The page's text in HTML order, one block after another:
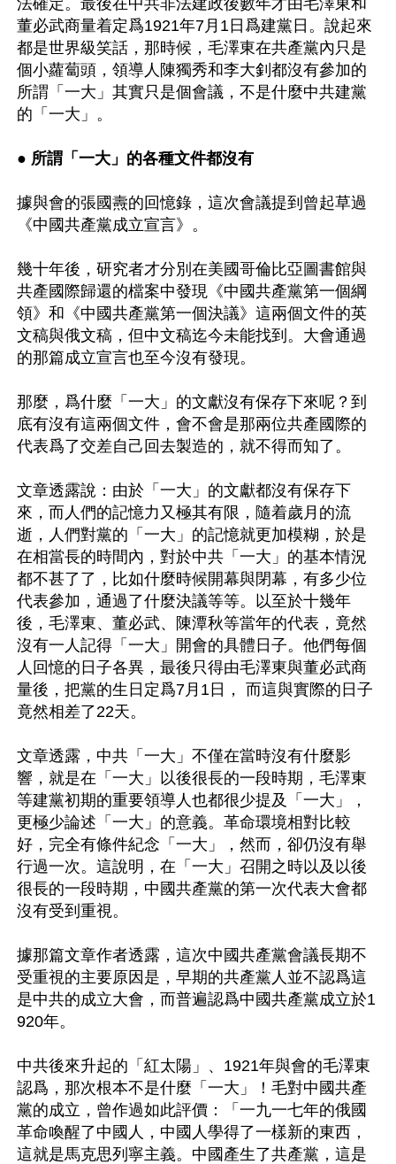
董必武商量着定爲1921年7月1日爲建黨日。說起來
都是世界級笑話，那時候，毛澤東在共產黨內只是
個小蘿蔔頭，領導人陳獨秀和李大釗都沒有參加的
所謂「一大」其實只是個會議，不是什麼中共建黨
的「一大」。
● 所謂「一大」的各種文件都沒有
據與會的張國燾的回憶錄，這次會議提到曾起草過
《中國共產黨成立宣言》。
幾十年後，研究者才分別在美國哥倫比亞圖書館與
共產國際歸還的檔案中發現《中國共產黨第一個綱
領》和《中國共產黨第一個決議》這兩個文件的英
文稿與俄文稿，但中文稿迄今未能找到。大會通過
的那篇成立宣言也至今沒有發現。
那麼，爲什麼「一大」的文獻沒有保存下來呢？到
底有沒有這兩個文件，會不會是那兩位共產國際的
代表爲了交差自己回去製造的，就不得而知了。
文章透露說：由於「一大」的文獻都沒有保存下
來，而人們的記憶力又極其有限，隨着歲月的流
逝，人們對黨的「一大」的記憶就更加模糊，於是
在相當長的時間內，對於中共「一大」的基本情況
都不甚了了，比如什麼時候開幕與閉幕，有多少位
代表參加，通過了什麼決議等等。以至於十幾年
後，毛澤東、董必武、陳潭秋等當年的代表，竟然
沒有一人記得「一大」開會的具體日子。他們每個
人回憶的日子各異，最後只得由毛澤東與董必武商
量後，把黨的生日定爲7月1日， 而這與實際的日子
竟然相差了22天。
文章透露，中共「一大」不僅在當時沒有什麼影
響，就是在「一大」以後很長的一段時期，毛澤東
等建黨初期的重要領導人也都很少提及「一大」，
更極少論述「一大」的意義。革命環境相對比較
好，完全有條件紀念「一大」，然而，卻仍沒有舉
行過一次。這說明，在「一大」召開之時以及以後
很長的一段時期，中國共產黨的第一次代表大會都
沒有受到重視。
據那篇文章作者透露，這次中國共產黨會議長期不
受重視的主要原因是，早期的共產黨人並不認爲這
是中共的成立大會，而普遍認爲中國共產黨成立於1
920年。
中共後來升起的「紅太陽」、1921年與會的毛澤東
認爲，那次根本不是什麼「一大」！毛對中國共產
黨的成立，曾作過如此評價：「一九一七年的俄國
革命喚醒了中國人，中國人學得了一樣新的東西，
這就是馬克思列寧主義。中國產生了共產黨，這是